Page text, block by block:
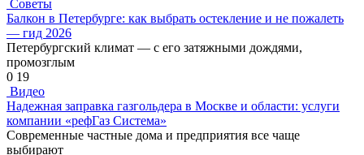
Советы
Балкон в Петербурге: как выбрать остекление и не пожалеть
— гид 2026
Петербургский климат — с его затяжными дождями,
промозглым
0 19
Видео
Надежная заправка газгольдера в Москве и области: услуги
компании «рефГаз Система»
Современные частные дома и предприятия все чаще
выбирают